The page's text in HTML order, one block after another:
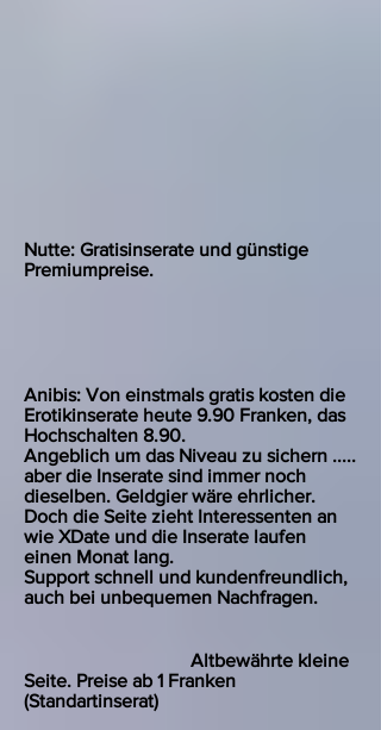
Nutte: Gratisinserate und günstige
Premiumpreise.
Anibis: Von einstmals gratis kosten die
Erotikinserate heute 9.90 Franken, das
Hochschalten 8.90.
Angeblich um das Niveau zu sichern .....
aber die Inserate sind immer noch
dieselben. Geldgier wäre ehrlicher.
Doch die Seite zieht Interessenten an
wie XDate und die Inserate laufen
einen Monat lang.
Support schnell und kundenfreundlich,
auch bei unbequemen Nachfragen.
Altbewährte kleine
Seite. Preise ab 1 Franken
(Standartinserat)